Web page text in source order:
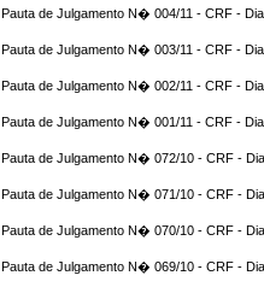
Pauta de Julgamento N� 004/11 - CRF -
Pauta de Julgamento N� 003/11 - CRF -
Pauta de Julgamento N� 002/11 - CRF -
Pauta de Julgamento N� 001/11 - CRF -
Pauta de Julgamento N� 072/10 - CRF -
Pauta de Julgamento N� 071/10 - CRF -
Pauta de Julgamento N� 070/10 - CRF -
Pauta de Julgamento N� 069/10 - CRF -